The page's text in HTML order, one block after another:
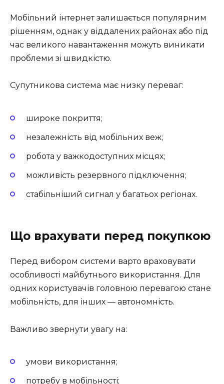
Мобільний інтернет залишається популярним
рішенням, однак у віддалених районах або під
час великого навантаження можуть виникати
проблеми зі швидкістю.
Супутникова система має низку переваг:
широке покриття;
незалежність від мобільних веж;
робота у важкодоступних місцях;
можливість резервного підключення;
стабільніший сигнал у багатьох регіонах.
Що врахувати перед покупкою
Перед вибором системи варто враховувати
особливості майбутнього використання. Для
одних користувачів головною перевагою стане
мобільність, для інших — автономність.
Важливо звернути увагу на:
умови використання;
потребу в мобільності;